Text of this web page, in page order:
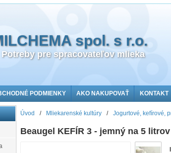
spol. s r.o.
pre spracovateľov mlieka
PODMIENKY AKO NAKUPOVAŤ KONTAKT
Úvod / Mliekarenské kultúry / Jogurtové, kefírové,
Beaugel KEFÍR 3 - jemný na 5